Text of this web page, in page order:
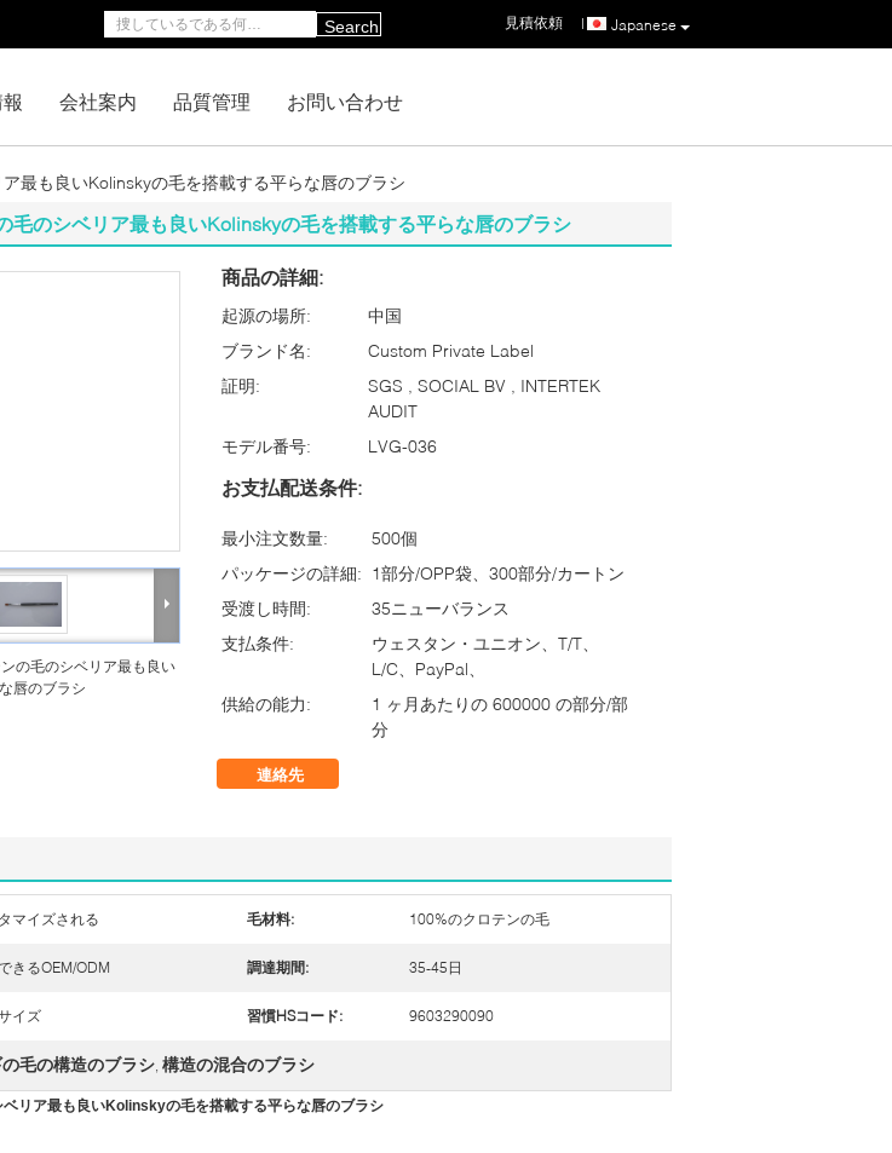
Japanese
見積依頼 |
Search
会社案内 品質管理 お問い合わせ
最も良いKolinskyの毛を搭載する平らな唇のブラシ
毛のシベリア最も良いKolinskyの毛を搭載する平らな唇のブラシ
の毛のシベリア最も良い
唇のブラシ
商品の詳細:
起源の場所:
中国
ブランド名:
Custom Private Label
証明:
SGS , SOCIAL BV , INTERTEK
AUDIT
モデル番号:
LVG-036
お支払配送条件:
最小注文数量:
500個
パッケージの詳細: 1部分/OPP袋、300部分/カートン
受渡し時間:
35ニューバランス
支払条件:
ウェスタン・ユニオン、T/T、
L/C、PayPal、
供給の能力:
1 ヶ月あたりの 600000 の部分/部
分
連絡先
マイズされる 毛材料: 100%のクロテンの毛
きるOEM/ODM 調達期間: 35-45日
イズ 習慣HSコード: 9603290090
毛の構造のブラシ, 構造の混合のブラシ
リア最も良いKolinskyの毛を搭載する平らな唇のブラシ